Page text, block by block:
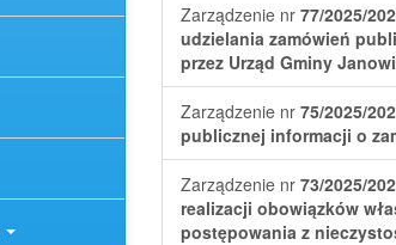
Zarządzenie nr 77/2025/
udzielania zamówień
przez Urząd Gminy
Zarządzenie nr 75/2025/
publicznej informacji o
Zarządzenie nr 73/2025/
realizacji obowiązków
postępowania z